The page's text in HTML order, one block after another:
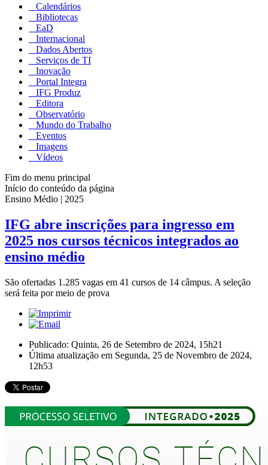
Calendários
Bibliotecas
EaD
Internacional
Dados Abertos
Serviços de TI
Inovação
Portal Integra
IFG Produz
Editora
Observatório
Mundo do Trabalho
Eventos
Imagens
Vídeos
Fim do menu principal
Início do conteúdo da página
Ensino Médio | 2025
IFG abre inscrições para ingresso em
2025 nos cursos técnicos integrados ao
ensino médio
São ofertadas 1.285 vagas em 41 cursos de 14 câmpus. A seleção
será feita por meio de prova
Publicado: Quinta, 26 de Setembro de 2024, 15h21
Última atualização em Segunda, 25 de Novembro de 2024,
12h53